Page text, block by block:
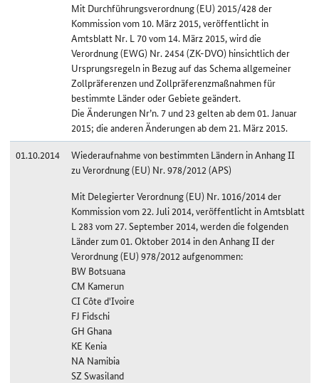
Mit Durchführungsverordnung (EU) 2015/428 der
Kommission vom 10. März 2015, veröffentlicht in
Amtsblatt Nr. L 70 vom 14. März 2015, wird die
Verordnung (EWG) Nr. 2454 (ZK-DVO) hinsichtlich der
Ursprungsregeln in Bezug auf das Schema allgemeiner
Zollpräferenzen und Zollpräferenzmaßnahmen für
bestimmte Länder oder Gebiete geändert.
Die Änderungen Nr’n. 7 und 23 gelten ab dem 01. Januar
2015; die anderen Änderungen ab dem 21. März 2015.
01.10.2014
Wiederaufnahme von bestimmten Ländern in Anhang II
zu Verordnung (EU) Nr. 978/2012 (APS)
Mit Delegierter Verordnung (EU) Nr. 1016/2014 der
Kommission vom 22. Juli 2014, veröffentlicht in Amtsblatt
L 283 vom 27. September 2014, werden die folgenden
Länder zum 01. Oktober 2014 in den Anhang II der
Verordnung (EU) 978/2012 aufgenommen:
BW Botsuana
CM Kamerun
CI Côte d'Ivoire
FJ Fidschi
GH Ghana
KE Kenia
NA Namibia
SZ Swasiland